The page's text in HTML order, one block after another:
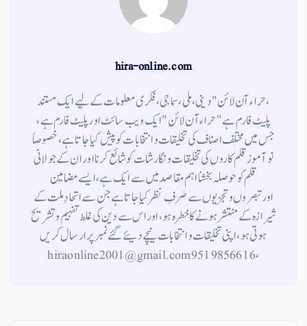
hira-online.com
،حراء آن لائن" دینی ، ملی ، سماجی ، فکری معلومات کے لیے ایک مستند
پلیٹ فارم ہے " حراء آن لائن " ایک ویب سائٹ اور پلیٹ فارم ہے ،
جس میں مختلف اصناف کی تخلیقات و انتخابات کو پیش کیا جاتا ہے ، خصوصاً
نوآموز قلم کاروں کی تخلیقات و نگارشات کو شائع کرنا اور ان کے جولانی
قلم کوحوصلہ بخشنا اہم مقاصد میں سے ایک ہے ، ایسے مضامین
اورتبصروں وتجزیوں سے صَرفِ نظر کیا جاتاہے جن سے اتحادِ ملت کے
شیرازہ کے منتشر ہونے کاخطرہ ہو ، اور اس سے دین کی غلط تفہیم وتشریح
ہوتی ہو، اپنی تخلیقات و انتخابات نیچے دیئے گئے نمبر پر ارسال کریں
، 9519856616 hiraonline2001@gmail.com